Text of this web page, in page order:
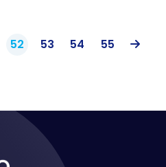
52 53 54 55